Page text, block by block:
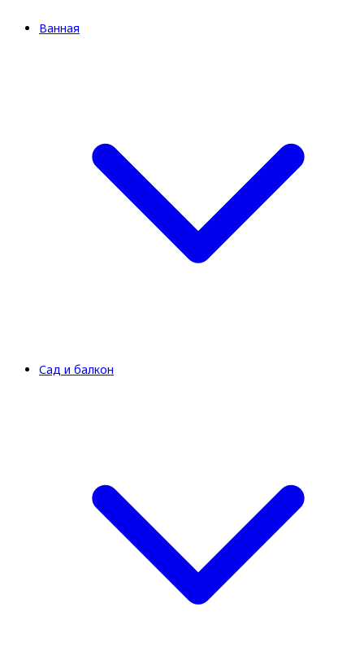
Ванная
Сад и балкон